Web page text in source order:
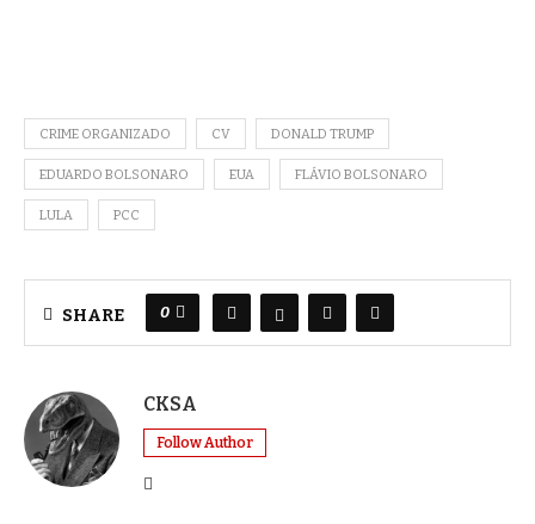
CRIME ORGANIZADO CV DONALD TRUMP
EDUARDO BOLSONARO EUA FLÁVIO BOLSONARO
LULA PCC
SHARE 0
CKSA
Follow Author